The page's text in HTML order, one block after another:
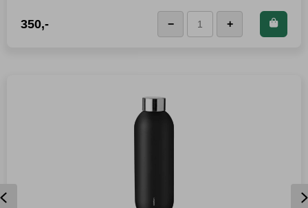
350,-
Kjøp dette produktet og
spar350Poeng!
− +
LEGG I KURVEN
Previous